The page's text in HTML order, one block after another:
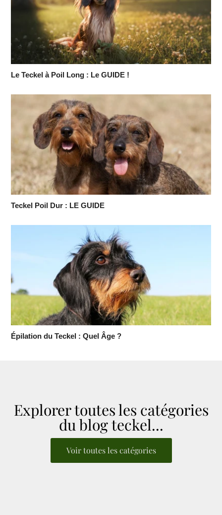
Le Teckel à Poil Long : Le GUIDE !
Teckel Poil Dur : LE GUIDE
Épilation du Teckel : Quel Âge ?
Explorer toutes les catégories
du blog teckel...
Voir toutes les catégories